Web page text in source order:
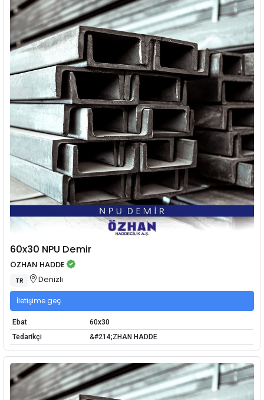
60x30 NPU Demir
ÖZHAN HADDE
TR Denizli
İletişime geç
Ebat
60x30
Tedarikçi
&#214;ZHAN HADDE